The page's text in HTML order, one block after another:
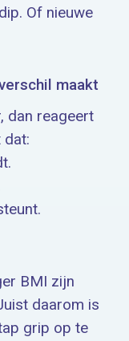
Of nieuwe
maakt
dan reageert
dat:
BMI zijn
daarom is
grip op te